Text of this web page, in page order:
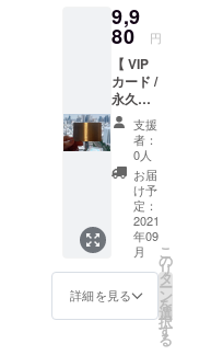
30個
（単価
5700
円）が
3980円
に！
1720円
もお
得！ ご
来店の
際にご
提示く
ださ
い！
9,9
80 円
【 VIP
カード /
永久
10%OF
F 】
【秋
田・全
国の方
向け】
・VIP
カード
半永久
的に
10%引
きのご
優待
支援
者：
0人
お届
け予
定：
2021
年09
月
詳細を見る
こ
の
リ
タ
ー
ン
を
選
択
す
る